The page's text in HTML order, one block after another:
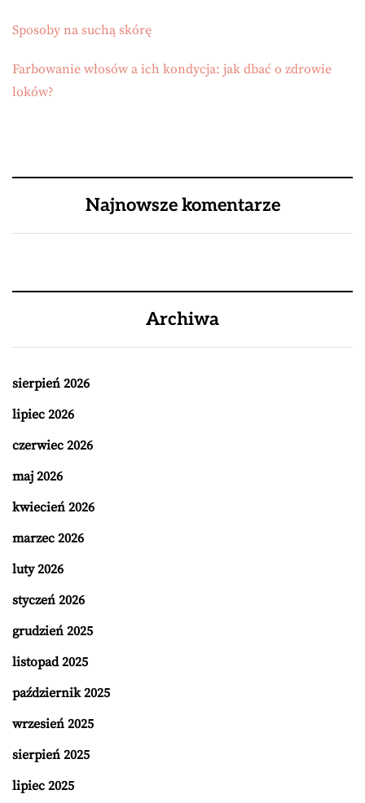
Sposoby na suchą skórę
Farbowanie włosów a ich kondycja: jak dbać o zdrowie
loków?
Najnowsze komentarze
Archiwa
sierpień 2026
lipiec 2026
czerwiec 2026
maj 2026
kwiecień 2026
marzec 2026
luty 2026
styczeń 2026
grudzień 2025
listopad 2025
październik 2025
wrzesień 2025
sierpień 2025
lipiec 2025